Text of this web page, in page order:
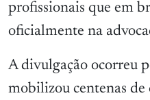
profissionais que em
oficialmente na
A divulgação ocorreu
mobilizou centenas de